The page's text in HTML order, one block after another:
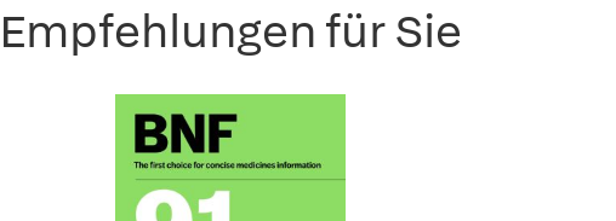
Empfehlungen für Sie